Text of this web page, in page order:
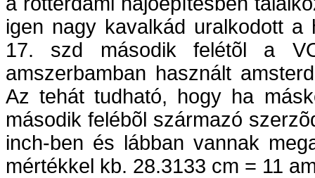
igen nagy kavalkád uralkodott
17. szd második felétõl a
amszerbamban használt
Az tehát tudható, hogy ha
második felébõl származó
inch-ben és lábban vannak
mértékkel kb. 28.3133 cm = 11